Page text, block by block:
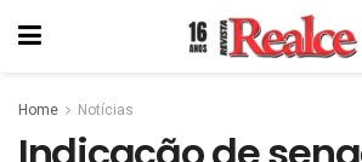
Home Notícias